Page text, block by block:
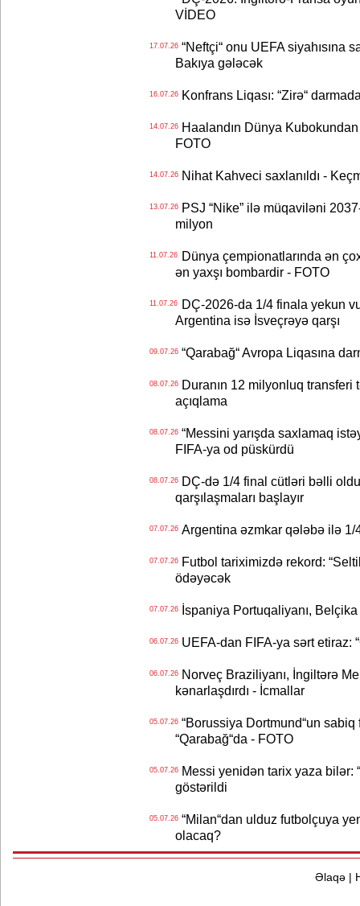
VİDEO
17.07.26“Neftçi“ onu UEFA siyahısına
Bakıya gələcək
16.07.26Konfrans Liqası: “Zirə“
14.07.26Haalandın Dünya Kubokundan
FOTO
14.07.26Nihat Kahveci saxlanıldı -
13.07.26PSJ “Nike” ilə müqaviləni
milyon
11.07.26Dünya çempionatlarında ən
ən yaxşı bombardir - FOTO
11.07.26DÇ-2026-da 1/4 finala yekun
Argentina isə İsveçrəyə qarşı
09.07.26“Qarabağ“ Avropa Liqasına
08.07.26Duranın 12 milyonluq transferi
açıqlama
08.07.26“Messini yarışda saxlamaq
FIFA-ya od püskürdü
08.07.26DÇ-də 1/4 final cütləri bəlli
qarşılaşmaları başlayır
07.07.26Argentina əzmkar qələbə ilə 1/
07.07.26Futbol tariximizdə rekord:
ödəyəcək
07.07.26İspaniya Portuqaliyanı, Belçika
06.07.26UEFA-dan FIFA-ya sərt etiraz:
06.07.26Norveç Braziliyanı, İngiltərə
kənarlaşdırdı - İcmallar
05.07.26“Borussiya Dortmund“un sabiq
“Qarabağ“da - FOTO
05.07.26Messi yenidən tarix yaza bilər:
göstərildi
05.07.26“Milan“dan ulduz futbolçuya
olacaq?
Əlaqə|